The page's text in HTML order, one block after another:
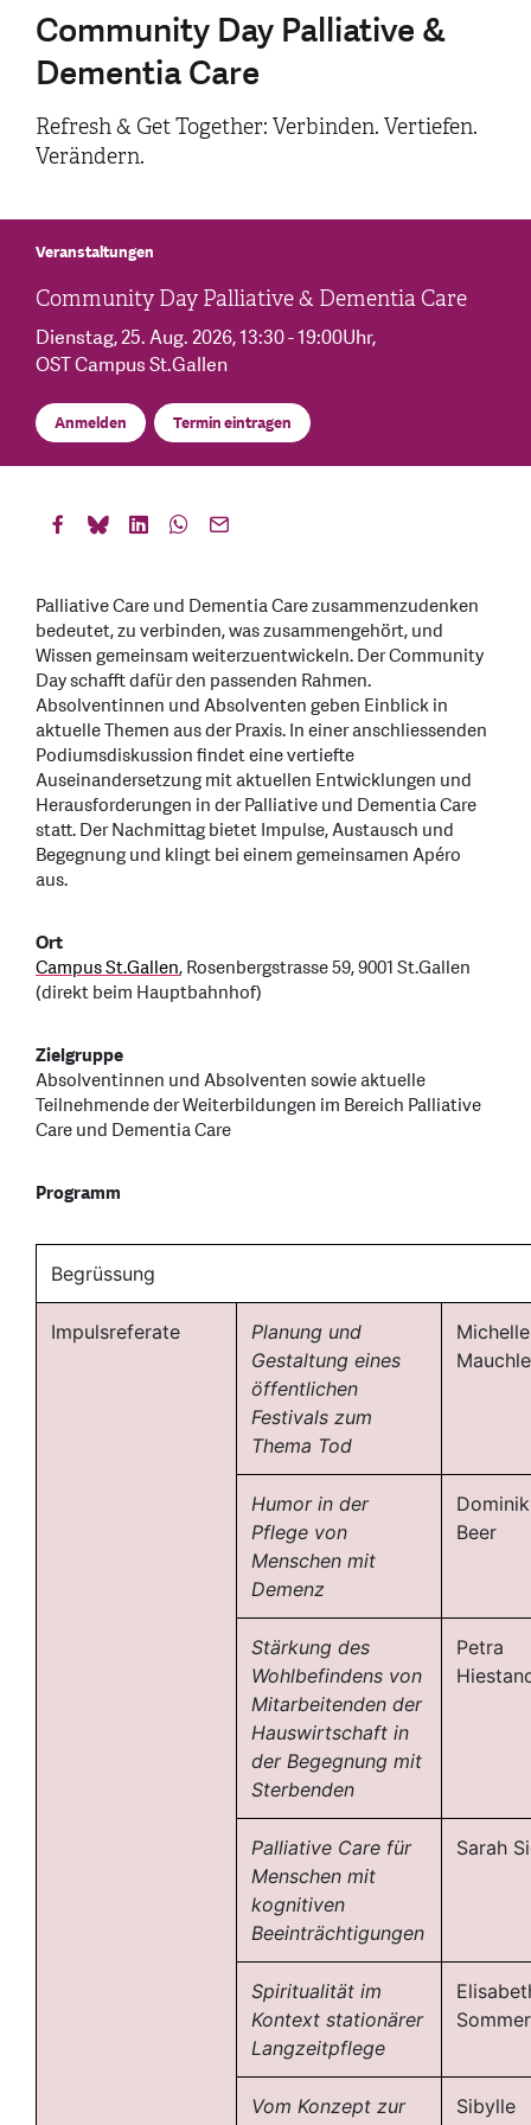
Community Day Palliative &
Dementia Care
Refresh & Get Together: Verbinden. Vertiefen.
Verändern.
Veranstaltungen
Community Day Palliative & Dementia Care
Dienstag, 25. Aug. 2026, 13:30 - 19:00Uhr,
OST Campus St.Gallen
Anmelden Termin eintragen
Palliative Care und Dementia Care zusammenzudenken
bedeutet, zu verbinden, was zusammengehört, und
Wissen gemeinsam weiterzuentwickeln. Der Community
Day schafft dafür den passenden Rahmen.
Absolventinnen und Absolventen geben Einblick in
aktuelle Themen aus der Praxis. In einer anschliessenden
Podiumsdiskussion findet eine vertiefte
Auseinandersetzung mit aktuellen Entwicklungen und
Herausforderungen in der Palliative und Dementia Care
statt. Der Nachmittag bietet Impulse, Austausch und
Begegnung und klingt bei einem gemeinsamen Apéro
aus.
Ort
Campus St.Gallen, Rosenbergstrasse 59, 9001 St.Gallen
(direkt beim Hauptbahnhof)
Zielgruppe
Absolventinnen und Absolventen sowie aktuelle
Teilnehmende der Weiterbildungen im Bereich Palliative
Care und Dementia Care
Programm
Begrüssung
Impulsreferate
Planung und
Gestaltung eines
öffentlichen
Festivals zum
Thema Tod
Michelle
Humor in der
Pflege von
Menschen mit
Demenz
Dominik
Beer
Stärkung des
Wohlbefindens von
Mitarbeitenden der
Hauswirtschaft in
der Begegnung mit
Sterbenden
Petra
Palliative Care für
Menschen mit
kognitiven
Beeinträchtigungen
Sarah
Spiritualität im
Kontext stationärer
Langzeitpflege
Vom Konzept zur
Sibylle